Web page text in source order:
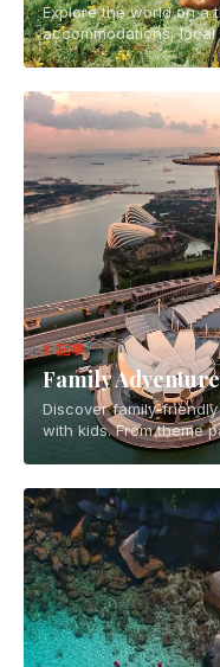
Explore the world on a
accommodations,
smart travel hacks for
8 記事
Family
Discover family-
with kids. From theme
best places for